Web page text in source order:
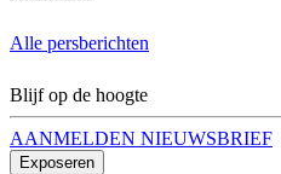
Alle persberichten
Blijf op de hoogte
AANMELDEN NIEUWSBRIEF
Exposeren